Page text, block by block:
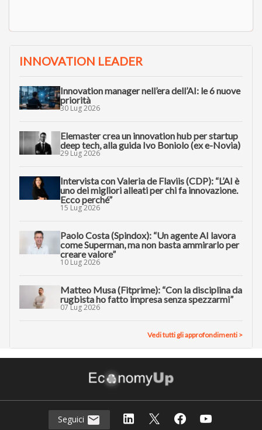
INNOVATION LEADER
Innovation manager nell’era dell’AI: le 6 nuove
priorità
30 Lug 2026
Elemaster crea un innovation hub per startup
deep tech, alla guida Ivo Boniolo (ex e-Novia)
29 Lug 2026
Intervista con Valeria de Flaviis (CDP): “L’AI è
uno dei migliori alleati per chi fa innovazione.
Ecco perché”
15 Lug 2026
Paolo Costa (Spindox): “Un agente AI lavora
come Superman, ma non basta ammirarlo per
creare valore”
10 Lug 2026
Matteo Musa (Fitprime): “Con la disciplina da
rugbista ho fatto impresa senza spezzarmi”
07 Lug 2026
Vedi tutti gli approfondimenti >
Seguici